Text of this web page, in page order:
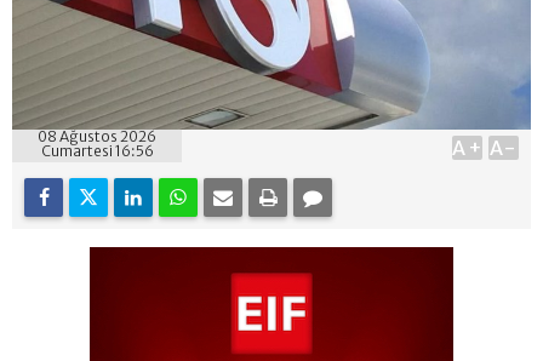
08 Ağustos 2026
Cumartesi 16:56
A+ A-